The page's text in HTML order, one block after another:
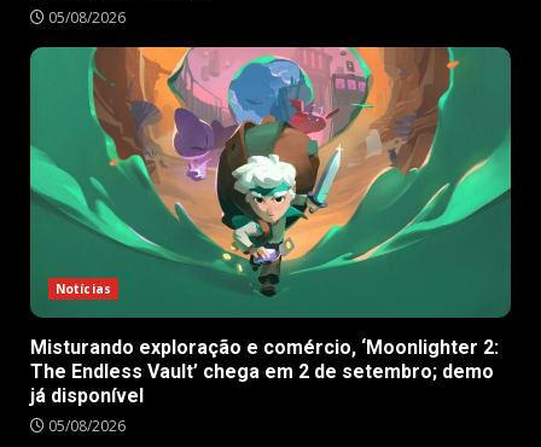
05/08/2026
Notícias
Misturando exploração e comércio, ‘Moonlighter 2:
The Endless Vault’ chega em 2 de setembro; demo
já disponível
05/08/2026